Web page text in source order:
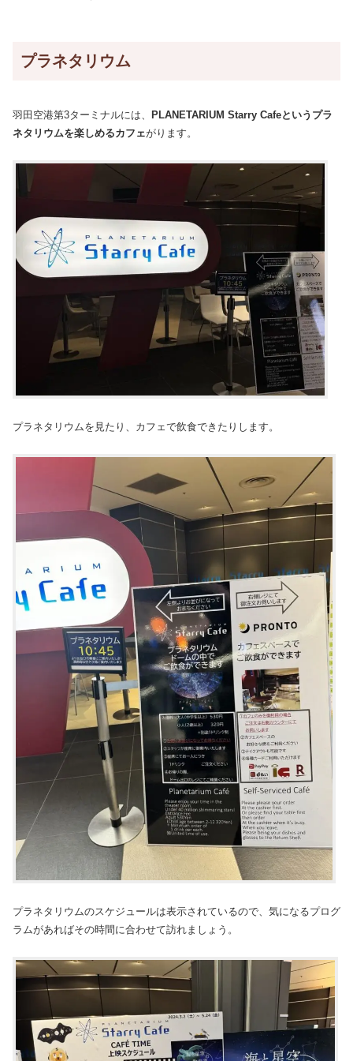
プラネタリウム
羽田空港第3ターミナルには、
PLANETARIUM Starry Cafeというプラ
ネタリウムを楽しめるカフェがります。
プラネタリウムを見たり、カフェで飲食できたりします。
プラネタリウムのスケジュールは表示されているので、気になるプログ
ラムがあればその時間に合わせて訪れましょう。